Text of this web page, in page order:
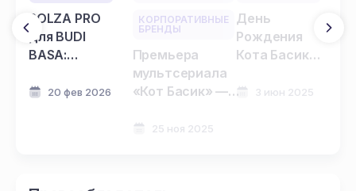
POLZA PRO
для BUDI
BASA:
Котом20 фев 2026
КОРПОРАТИВНЫЕ
БРЕНДЫ
Премьера
мультсериала
«Кот Басик» —
«Карусель»
25 ноя 2025
День
Рождения
Кота Басика:
всей семьи
3 июн 2025